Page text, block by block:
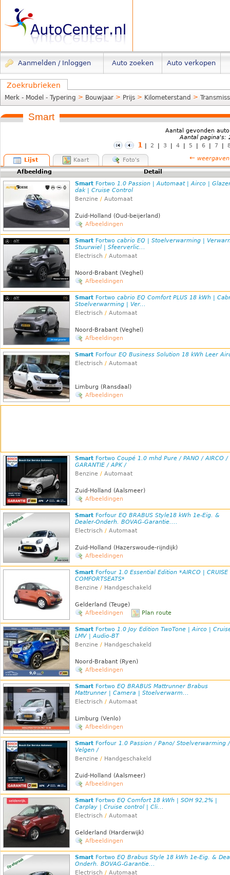
Aanmelden / Inloggen Auto zoeken Auto verkopen
Zoekrubrieken
Merk - Model - Typering > Bouwjaar > Prijs > Kilometerstand >
Smart
Aantal gevonden
Aantal pagina's:
1 | 2 | 3 | 4 | 5 | 6 | 7 |
Lijst Kaart Foto's ← weergaven
Afbeelding
Detail
Smart Fortwo 1.0 Passion | Automaat | Airco |
dak | Cruise Control
Benzine / Automaat
Zuid-Holland (Oud-beijerland)
Afbeeldingen
Smart Fortwo cabrio EQ | Stoelverwarming |
Stuurwiel | Sfeerverlic...
Electrisch / Automaat
Noord-Brabant (Veghel)
Afbeeldingen
Smart Fortwo cabrio EQ Comfort PLUS 18 kWh |
Stoelverwarming | Ver...
Electrisch / Automaat
Noord-Brabant (Veghel)
Afbeeldingen
Smart Forfour EQ Business Solution 18 kWh Leer
Electrisch / Automaat
Limburg (Ransdaal)
Afbeeldingen
Smart Fortwo Coupé 1.0 mhd Pure / PANO / AIRCO /
GARANTIE / APK /
Benzine / Automaat
Zuid-Holland (Aalsmeer)
Afbeeldingen
Smart Forfour EQ BRABUS Style18 kWh 1e-Eig. &
Dealer-Onderh. BOVAG-Garantie....
Electrisch / Automaat
Zuid-Holland (Hazerswoude-rijndijk)
Afbeeldingen
Smart Forfour 1.0 Essential Edition *AIRCO | CRUISE
COMFORTSEATS*
Benzine / Handgeschakeld
Gelderland (Teuge)
Afbeeldingen
Plan route
Smart Fortwo 1.0 Joy Edition TwoTone | Airco |
LMV | Audio-BT
Benzine / Handgeschakeld
Noord-Brabant (Ryen)
Afbeeldingen
Smart Fortwo EQ BRABUS Mattrunner Brabus
Mattrunner | Camera | Stoelverwarm...
Electrisch / Automaat
Limburg (Venlo)
Afbeeldingen
Smart Forfour 1.0 Passion / Pano/ Stoelverwarming /
Velgen /
Benzine / Handgeschakeld
Zuid-Holland (Aalsmeer)
Afbeeldingen
Smart Fortwo EQ Comfort 18 kWh | SOH 92,2% |
Carplay | Cruise control | Cli...
Electrisch / Automaat
Gelderland (Harderwijk)
Afbeeldingen
Smart Fortwo EQ Brabus Style 18 kWh 1e-Eig. &
Onderh. BOVAG-Garantie...
Electrisch / Automaat